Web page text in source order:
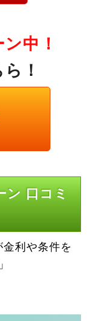
中！
！
ン 口コミ
利や条件を